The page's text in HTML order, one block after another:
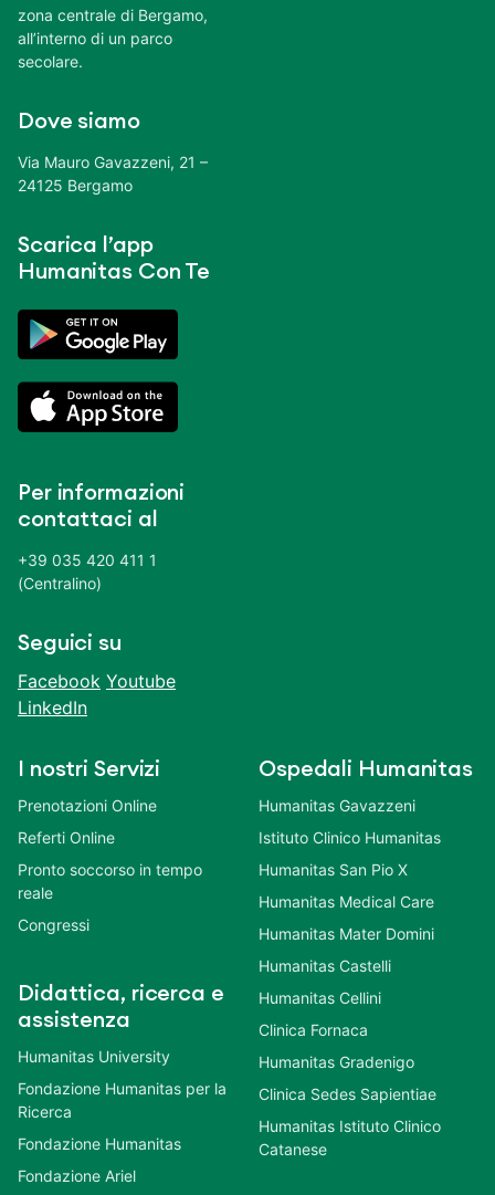
zona centrale di Bergamo,
all’interno di un parco
secolare.
Dove siamo
Via Mauro Gavazzeni, 21 –
24125 Bergamo
Scarica l’app
Humanitas Con Te
Per informazioni
contattaci al
+39 035 420 411 1
(Centralino)
Seguici su
Facebook Youtube
LinkedIn
I nostri Servizi
Prenotazioni Online
Referti Online
Pronto soccorso in tempo
reale
Congressi
Didattica, ricerca e
assistenza
Humanitas University
Fondazione Humanitas per la
Ricerca
Fondazione Humanitas
Fondazione Ariel
Ospedali Humanitas
Humanitas Gavazzeni
Istituto Clinico Humanitas
Humanitas San Pio X
Humanitas Medical Care
Humanitas Mater Domini
Humanitas Castelli
Humanitas Cellini
Clinica Fornaca
Humanitas Gradenigo
Clinica Sedes Sapientiae
Humanitas Istituto Clinico
Catanese